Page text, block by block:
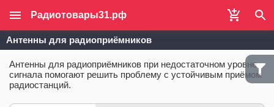
Радиотовары31.рф
Антенны для радиоприёмников
Антенны для радиоприёмников при недостаточном уровне
сигнала помогают решить проблему с устойчивым приёмом
радиостанций.